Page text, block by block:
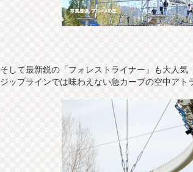
そして最新鋭の「フォレストライナー」も大人気
ジップラインでは味わえない急カーブの空中アト